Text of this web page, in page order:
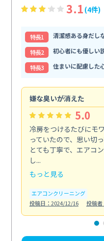
3.1 (4件)
特⻑1
清潔感ある身だし
特⻑2
初心者にも優しい
特⻑3
住まいに配慮した
嫌な臭いが消えた
5.0
冷房をつけるたびにモ
っていたので、思い切
とても丁寧で、エアコ
し...
もっと見る
エアコンクリーニング
投稿日：2024/12/16
投稿者